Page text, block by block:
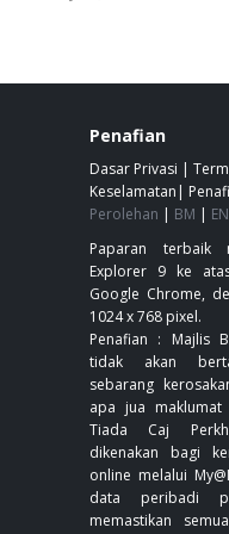
Penafian
Dasar Privasi |
Keselamatan |
Perolehan | BM | EN
Paparan terbaik
Explorer 9 ke
Google Chrome,
1024 x 768 pixel.
Penafian : Majlis
tidak akan
sebarang
apa jua
Tiada Caj
dikenakan bagi
online melalui
data peribadi
memastikan